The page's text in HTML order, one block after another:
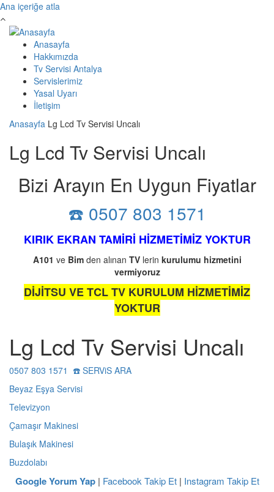
Ana içeriğe atla
Anasayfa
Hakkımızda
Tv Servisi Antalya
Servislerimiz
Yasal Uyarı
İletişim
Anasayfa Lg Lcd Tv Servisi Uncalı
Lg Lcd Tv Servisi Uncalı
Bizi Arayın En Uygun Fiyatlar
☎️ 0507 803 1571
KIRIK EKRAN TAMİRİ HİZMETİMİZ YOKTUR
A101 ve Bimden alınan TVlerin kurulumu hizmetini
vermiyoruz
DİJİTSU VE TCL TV KURULUM HİZMETİMİZ
YOKTUR
Lg Lcd Tv Servisi Uncalı
0507 803 1571 ☎️ SERViS ARA
Beyaz Eşya Servisi
Televizyon
Çamaşır Makinesi
Bulaşık Makinesi
Buzdolabı
Google Yorum Yap| Facebook Takip Et| Instagram Takip Et